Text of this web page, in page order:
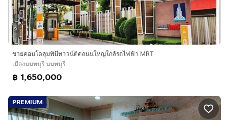
ขายคอนโดลุมพินีทาวน์ติดถนนใหญ่ใกล้รถไฟฟ้า MRT
เมืองนนทบุรี นนทบุรี
฿ 1,650,000
PREMIUM